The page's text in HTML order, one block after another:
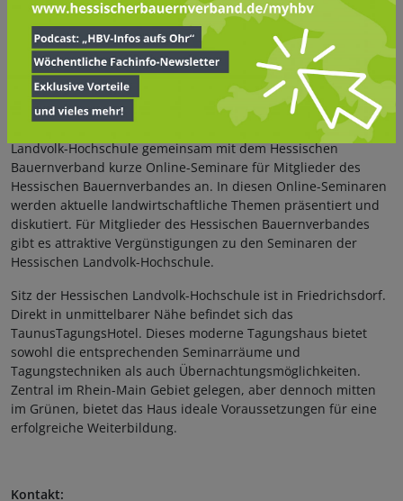
Landwirte und Landwirtinnen sind Seminare in den Bereichen
Persönlichkeitsbildung, Rechts- und Steuerfragen,
Gesundheitsbildung, Jugendbildung, Seniorenbildung, EDV-
Schulungen sowie Lehrerfortbildungen heute ein wichtiger
Bestandteil ihrer Arbeit.
Über das neue Format „Fit for farming“ bietet die Hessische
Landvolk-Hochschule gemeinsam mit dem Hessischen
Bauernverband kurze Online-Seminare für Mitglieder des
Hessischen Bauernverbandes an. In diesen Online-Seminaren
werden aktuelle landwirtschaftliche Themen präsentiert und
diskutiert. Für Mitglieder des Hessischen Bauernverbandes
gibt es attraktive Vergünstigungen zu den Seminaren der
Hessischen Landvolk-Hochschule.
Sitz der Hessischen Landvolk-Hochschule ist in Friedrichsdorf.
Direkt in unmittelbarer Nähe befindet sich das
TaunusTagungsHotel. Dieses moderne Tagungshaus bietet
sowohl die entsprechenden Seminarräume und
Tagungstechniken als auch Übernachtungsmöglichkeiten.
Zentral im Rhein-Main Gebiet gelegen, aber dennoch mitten
im Grünen, bietet das Haus ideale Voraussetzungen für eine
erfolgreiche Weiterbildung.
Kontakt: